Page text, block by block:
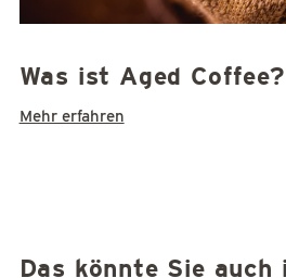
Was ist Aged Coffee?
Mehr erfahren
Das könnte Sie auch